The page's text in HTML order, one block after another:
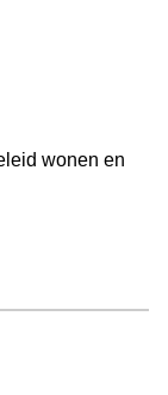
je er als
in te
wonen en